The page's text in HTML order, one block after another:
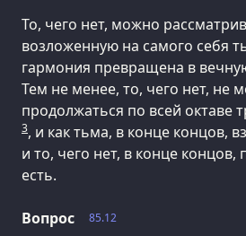
То, чего нет, можно
возложенную на самого себя
гармония превращена в
Тем не менее, то, чего нет, не
продолжаться по всей октаве
3, и как тьма, в конце концов,
и то, чего нет, в конце концов,
есть.
85.12
Вопрос